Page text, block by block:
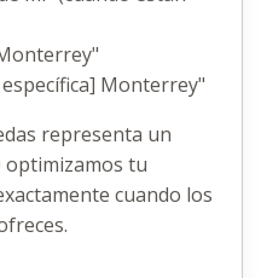
Monterrey"
representa un
optimizamos tu
cuando los